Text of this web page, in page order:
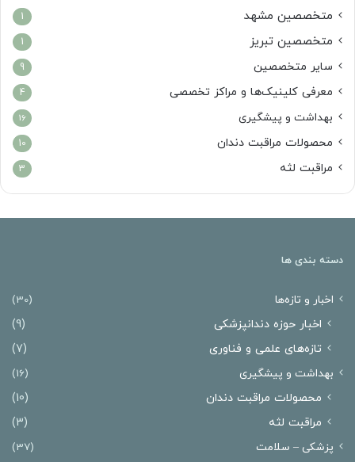
متخصصین مشهد 1
متخصصین تبریز 1
سایر متخصصین 9
معرفی کلینیک‌ها و مراکز تخصصی 4
بهداشت و پیشگیری 16
محصولات مراقبت دندان 10
مراقبت لثه 3
دسته بندی ها
اخبار و تازه‌ها (30)
اخبار حوزه دندانپزشکی
(9)
تازه‌های علمی و فناوری
(7)
بهداشت و پیشگیری (16)
محصولات مراقبت دندان
(10)
مراقبت لثه
(3)
پزشکی – سلامت (37)